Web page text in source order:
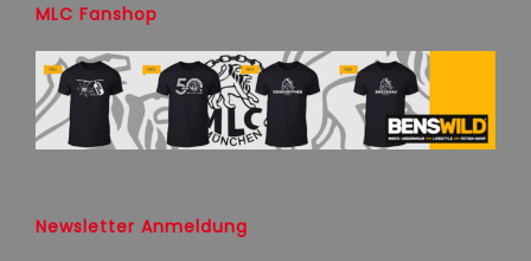
MLC Fanshop
Newsletter Anmeldung